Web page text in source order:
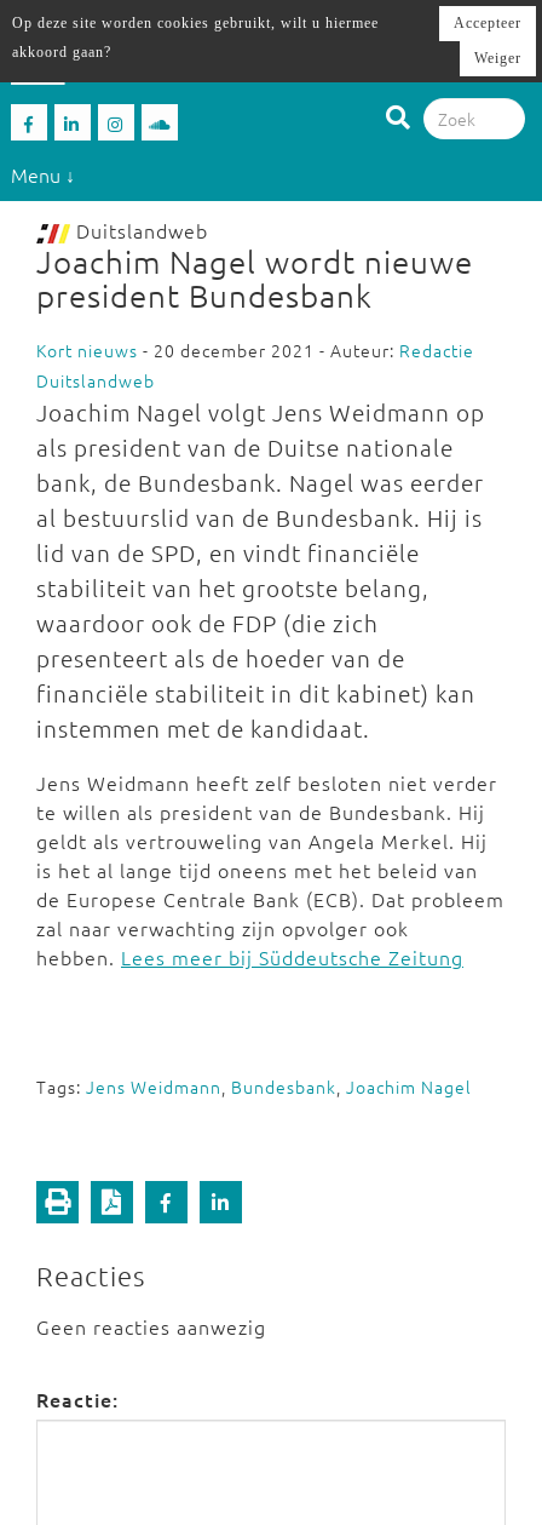
Menu ↓
Duitslandweb
Joachim Nagel wordt nieuwe
president Bundesbank
Kort nieuws - 20 december 2021 - Auteur: Redactie
Duitslandweb
Joachim Nagel volgt Jens Weidmann op
als president van de Duitse nationale
bank, de Bundesbank. Nagel was eerder
al bestuurslid van de Bundesbank. Hij is
lid van de SPD, en vindt financiële
stabiliteit van het grootste belang,
waardoor ook de FDP (die zich
presenteert als de hoeder van de
financiële stabiliteit in dit kabinet) kan
instemmen met de kandidaat.
Jens Weidmann heeft zelf besloten niet verder
te willen als president van de Bundesbank. Hij
geldt als vertrouweling van Angela Merkel. Hij
is het al lange tijd oneens met het beleid van
de Europese Centrale Bank (ECB). Dat probleem
zal naar verwachting zijn opvolger ook
hebben. Lees meer bij Süddeutsche Zeitung
Tags: Jens Weidmann, Bundesbank, Joachim Nagel
Reacties
Geen reacties aanwezig
Reactie:
Op deze site worden cookies gebruikt, wilt u hiermee
akkoord gaan?
Accepteer
Weiger